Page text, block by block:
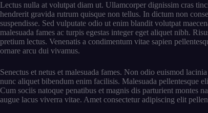
Lectus nulla at volutpat diam ut. Ullamcorper dignissim cras
hendrerit gravida rutrum quisque non tellus. In dictum non
suspendisse. Sed vulputate odio ut enim blandit volutpat
malesuada fames ac turpis egestas integer eget aliquet nibh.
pretium lectus. Venenatis a condimentum vitae sapien
ornare arcu dui vivamus.
Senectus et netus et malesuada fames. Non odio euismod
nunc aliquet bibendum enim facilisis. Malesuada pellentesque
Cum sociis natoque penatibus et magnis dis parturient montes
augue lacus viverra vitae. Amet consectetur adipiscing elit